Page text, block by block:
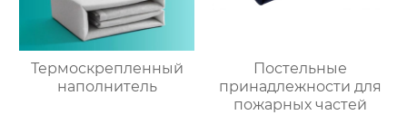
Термоскрепленный
наполнитель
Постельные
принадлежности для
пожарных частей